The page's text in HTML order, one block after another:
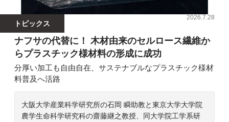
トピックス
2026.7.28
ナフサの代替に！ 木材由来のセルロース繊維か
らプラスチック様材料の形成に成功
分厚い加工も自由自在、サステナブルなプラスチック様材
料普及へ活路
大阪大学産業科学研究所の石岡 瞬助教と東京大学大学院
農学生命科学研究科の齋藤継之教授、同大学院工学系研